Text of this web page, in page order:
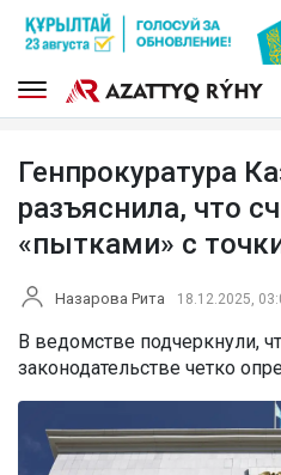
Генпрокуратура
разъяснила, что
«пытками» с
Назарова Рита 18.12.2025,
В ведомстве подчеркнули,
законодательстве четко